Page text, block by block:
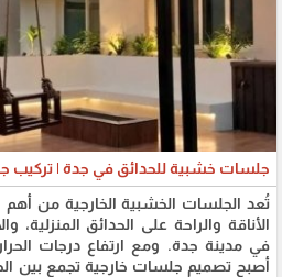
جلسات خشبية للحدائق في جدة | تركيب
تُعد الجلسات الخشبية الخارجية من
الأناقة والراحة على الحدائق
في مدينة جدة. ومع ارتفاع درجات
أصبح تصميم جلسات خارجية تجمع بين